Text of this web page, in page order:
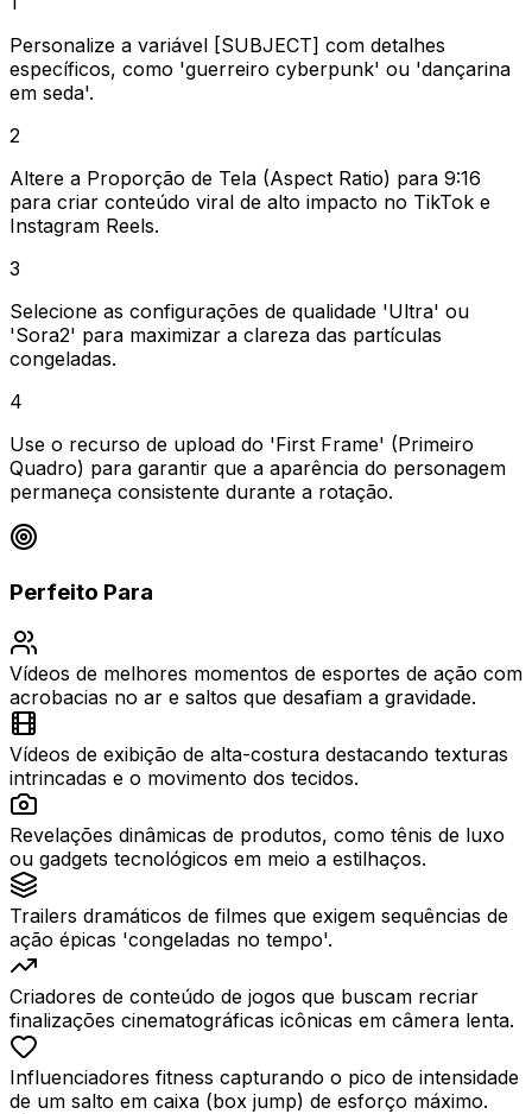
Personalize a variável [SUBJECT] com detalhes
específicos, como 'guerreiro cyberpunk' ou 'dançarina
em seda'.
2
Altere a Proporção de Tela (Aspect Ratio) para 9:16
para criar conteúdo viral de alto impacto no TikTok e
Instagram Reels.
3
Selecione as configurações de qualidade 'Ultra' ou
'Sora2' para maximizar a clareza das partículas
congeladas.
4
Use o recurso de upload do 'First Frame' (Primeiro
Quadro) para garantir que a aparência do personagem
permaneça consistente durante a rotação.
Perfeito Para
Vídeos de melhores momentos de esportes de ação com
acrobacias no ar e saltos que desafiam a gravidade.
Vídeos de exibição de alta-costura destacando texturas
intrincadas e o movimento dos tecidos.
Revelações dinâmicas de produtos, como tênis de luxo
ou gadgets tecnológicos em meio a estilhaços.
Trailers dramáticos de filmes que exigem sequências de
ação épicas 'congeladas no tempo'.
Criadores de conteúdo de jogos que buscam recriar
finalizações cinematográficas icônicas em câmera lenta.
Influenciadores fitness capturando o pico de intensidade
de um salto em caixa (box jump) de esforço máximo.